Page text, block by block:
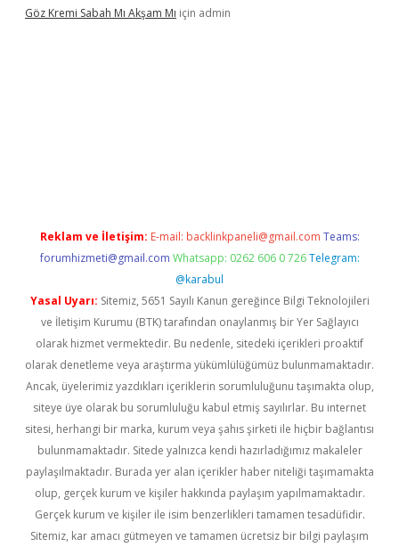
Göz Kremi Sabah Mı Akşam Mı için admin
Reklam ve İletişim: E-mail: backlinkpaneli@gmail.com Teams:
forumhizmeti@gmail.com Whatsapp: 0262 606 0 726 Telegram:
@karabul
Yasal Uyarı: Sitemiz, 5651 Sayılı Kanun gereğince Bilgi Teknolojileri
ve İletişim Kurumu (BTK) tarafından onaylanmış bir Yer Sağlayıcı
olarak hizmet vermektedir. Bu nedenle, sitedeki içerikleri proaktif
olarak denetleme veya araştırma yükümlülüğümüz bulunmamaktadır.
Ancak, üyelerimiz yazdıkları içeriklerin sorumluluğunu taşımakta olup,
siteye üye olarak bu sorumluluğu kabul etmiş sayılırlar. Bu internet
sitesi, herhangi bir marka, kurum veya şahıs şirketi ile hiçbir bağlantısı
bulunmamaktadır. Sitede yalnızca kendi hazırladığımız makaleler
paylaşılmaktadır. Burada yer alan içerikler haber niteliği taşımamakta
olup, gerçek kurum ve kişiler hakkında paylaşım yapılmamaktadır.
Gerçek kurum ve kişiler ile isim benzerlikleri tamamen tesadüfidir.
Sitemiz, kar amacı gütmeyen ve tamamen ücretsiz bir bilgi paylaşım